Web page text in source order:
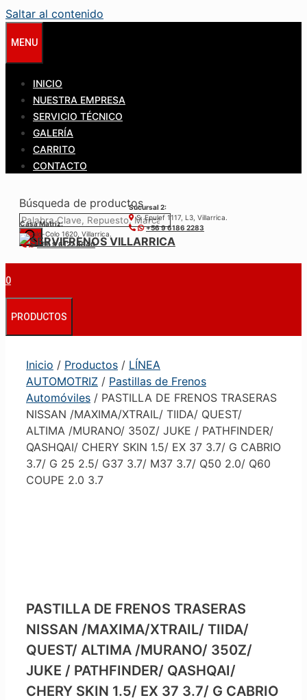
Saltar al contenido
MENU
INICIO
NUESTRA EMPRESA
SERVICIO TÉCNICO
GALERÍA
CARRITO
CONTACTO
Búsqueda de productos
Casa Matríz:
Colo-Colo 1620, Villarrica.
+56 9 6122 3840
Sucursal 2:
S. Epulef 1117, L3, Villarrica.
+56 9 6186 2283
0
PRODUCTOS
Inicio / Productos / LÍNEA
AUTOMOTRIZ / Pastillas de Frenos
Automóviles / PASTILLA DE FRENOS TRASERAS
NISSAN /MAXIMA/XTRAIL/ TIIDA/ QUEST/
ALTIMA /MURANO/ 350Z/ JUKE / PATHFINDER/
QASHQAI/ CHERY SKIN 1.5/ EX 37 3.7/ G CABRIO
3.7/ G 25 2.5/ G37 3.7/ M37 3.7/ Q50 2.0/ Q60
COUPE 2.0 3.7
PASTILLA DE FRENOS TRASERAS
NISSAN /MAXIMA/XTRAIL/ TIIDA/
QUEST/ ALTIMA /MURANO/ 350Z/
JUKE / PATHFINDER/ QASHQAI/
CHERY SKIN 1.5/ EX 37 3.7/ G CABRIO